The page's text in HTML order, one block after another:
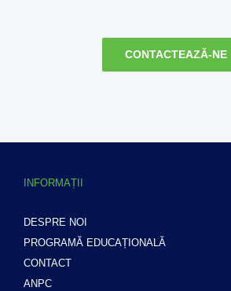
CONTACTEAZĂ-NE
INFORMAȚII
DESPRE NOI
PROGRAMĂ EDUCAȚIONALĂ
CONTACT
ANPC